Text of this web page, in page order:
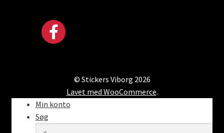
© Stickers Viborg 2026
Lavet med WooCommerce.
Min konto
Søg